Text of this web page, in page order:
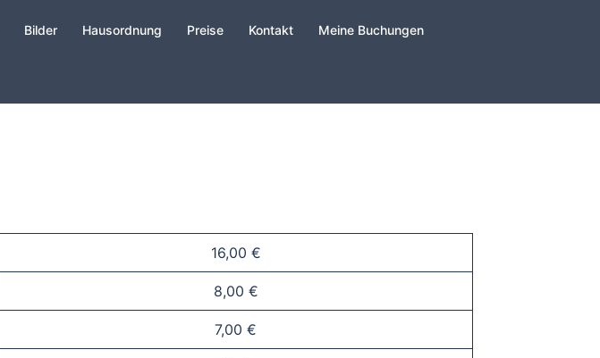
Bilder Hausordnung Preise Kontakt Meine Buchungen
16,00 €
8,00 €
7,00 €